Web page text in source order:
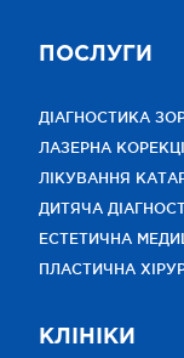
ПОСЛУГИ
ДІАГНОСТИКА
ЛАЗЕРНА
ЛІКУВАННЯ
ДИТЯЧА
ЕСТЕТИЧНА
ПЛАСТИЧНА
КЛІНІКИ